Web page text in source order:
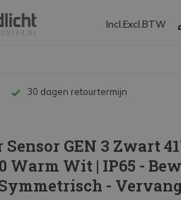
Incl. Excl. BTW
Tot 10 jaar garantie
GEN 3 Zwart
Warm Wit | IP65 -
-